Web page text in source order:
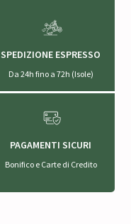
SPEDIZIONE ESPRESSO
Da 24h fino a 72h (Isole)
PAGAMENTI SICURI
Bonifico e Carte di Credito